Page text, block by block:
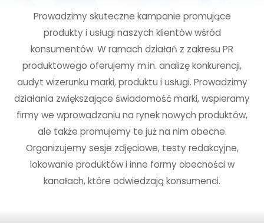
Prowadzimy skuteczne kampanie promujące
produkty i usługi naszych klientów wśród
konsumentów. W ramach działań z zakresu PR
produktowego oferujemy m.in. analizę konkurencji,
audyt wizerunku marki, produktu i usługi. Prowadzimy
działania zwiększające świadomość marki, wspieramy
firmy we wprowadzaniu na rynek nowych produktów,
ale także promujemy te już na nim obecne.
Organizujemy sesje zdjęciowe, testy redakcyjne,
lokowanie produktów i inne formy obecności w
kanałach, które odwiedzają konsumenci.